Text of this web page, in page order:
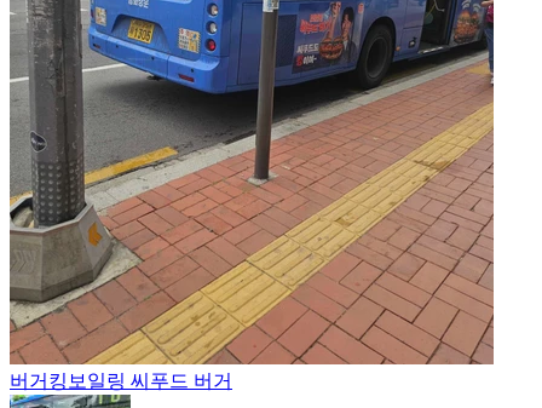
버거킹 보일링 씨푸드 버거